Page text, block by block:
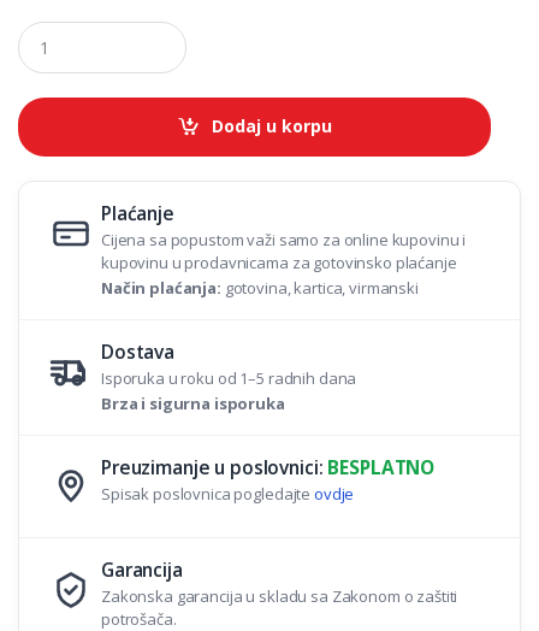
Q
u
a
t
i
Dodaj u korpu
Plaćanje
Cijena sa popustom važi samo za online kupovinu i
kupovinu u prodavnicama za gotovinsko plaćanje
Način plaćanja: gotovina, kartica, virmanski
Dostava
Isporuka u roku od 1–5 radnih dana
Brza i sigurna isporuka
Preuzimanje u poslovnici: BESPLATNO
Spisak poslovnica pogledajte ovdje
Garancija
Zakonska garancija u skladu sa Zakonom o zaštiti
potrošača.